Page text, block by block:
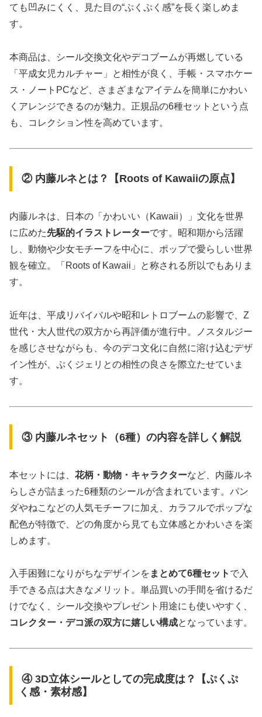
ても凹みにくく、見た目の“ぷくぷく感”を長く楽しめま
す。
本商品は、シール交換文化やデコブームが再燃している
「平成女児カルチャー」と相性が良く、手帳・スマホケー
ス・ノートPCなど、さまざまなアイテムを簡単にかわい
くアレンジできるのが魅力。正規品の6種セットという点
も、コレクション性を高めています。
② 内藤ルネとは？【Roots of Kawaiiの原点】
内藤ルネは、日本の「かわいい（Kawaii）」文化を世界
に広めた先駆的イラストレーターです。昭和期から活躍
し、動物や少女モチーフを中心に、ポップで愛らしい世界
観を確立。「Roots of Kawaii」と称される所以でもありま
す。
近年は、平成リバイバルや昭和レトロブームの影響で、Z
世代・大人世代の双方から再評価が進行中。ノスタルジー
を感じさせながらも、今のデコ文化に自然に溶け込むデザ
イン性が、ぷくジェリとの相性の良さを際立たせていま
す。
③ 内藤ルネセット（6種）の内容を詳しく解説
本セットには、 花柄・動物・キャラクターなど、内藤ルネ
らしさが詰まった6種類のシールが含まれています。パン
ダやねこなどの人気モチーフに加え、カラフルでポップな
配色が特徴で、どの角度から見ても立体感とかわいさを楽
しめます。
入手困難になりがちなデザインを まとめて6種セット で入
手できる点は大きなメリット。単品買いの手間を省けるだ
けでなく、シール交換やプレゼント用途にも使いやすく、
コレクター・デコ派の双方に嬉しい構成となっています。
④ 3D立体シールとしての完成度は？【ぷくぷ
く感・素材感】